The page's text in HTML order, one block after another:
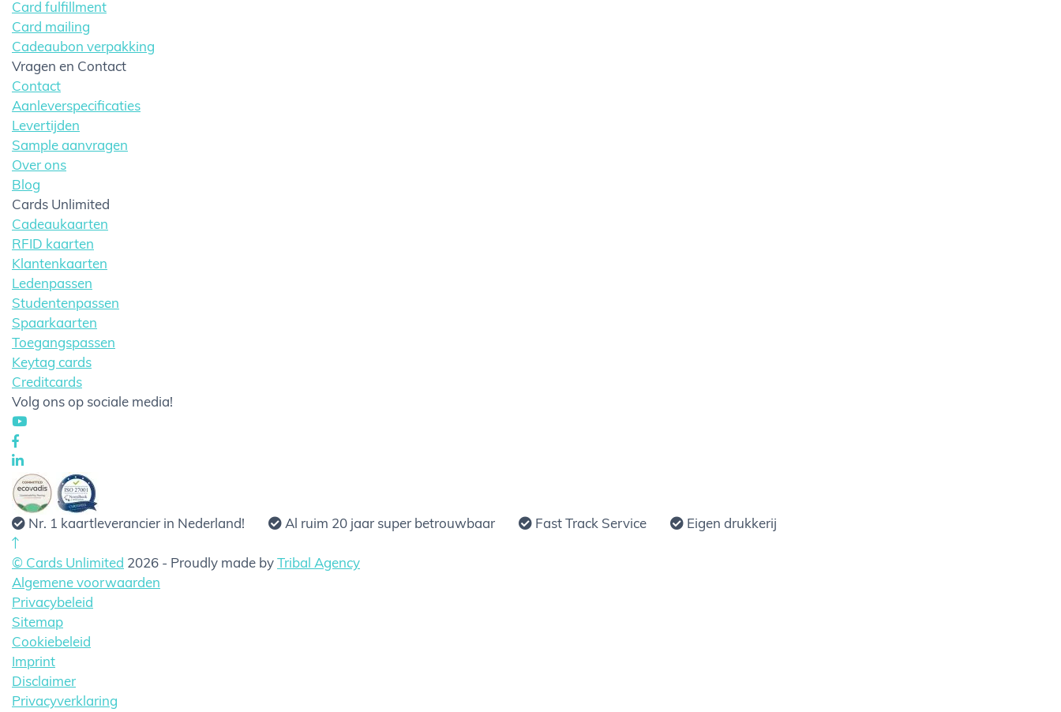
Card fulfillment
Card mailing
Cadeaubon verpakking
Vragen en Contact
Contact
Aanleverspecificaties
Levertijden
Sample aanvragen
Over ons
Blog
Cards Unlimited
Cadeaukaarten
RFID kaarten
Klantenkaarten
Ledenpassen
Studentenpassen
Spaarkaarten
Toegangspassen
Keytag cards
Creditcards
Volg ons op sociale media!
Nr. 1 kaartleverancier in Nederland! Al ruim 20 jaar super betrouwbaar Fast Track Service Eigen drukkerij
© Cards Unlimited 2026 - Proudly made by Tribal Agency
Algemene voorwaarden
Privacybeleid
Sitemap
Cookiebeleid
Imprint
Disclaimer
Privacyverklaring